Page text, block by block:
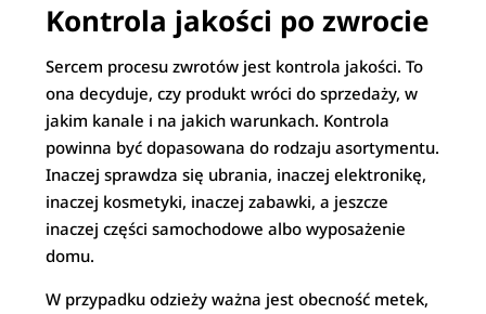
Kontrola jakości po zwrocie
Sercem procesu zwrotów jest kontrola jakości. To
ona decyduje, czy produkt wróci do sprzedaży, w
jakim kanale i na jakich warunkach. Kontrola
powinna być dopasowana do rodzaju asortymentu.
Inaczej sprawdza się ubrania, inaczej elektronikę,
inaczej kosmetyki, inaczej zabawki, a jeszcze
inaczej części samochodowe albo wyposażenie
domu.
W przypadku odzieży ważna jest obecność metek,